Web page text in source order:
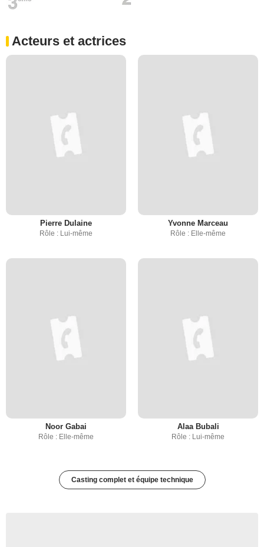
Acteurs et actrices
Pierre Dulaine
Rôle : Lui-même
Yvonne Marceau
Rôle : Elle-même
Noor Gabai
Rôle : Elle-même
Alaa Bubali
Rôle : Lui-même
Casting complet et équipe technique